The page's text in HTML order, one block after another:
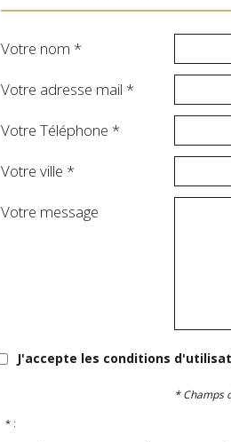
Votre nom *
Votre adresse mail *
Votre Téléphone *
Votre ville *
Votre message
J'accepte les conditions
* Champs
* :